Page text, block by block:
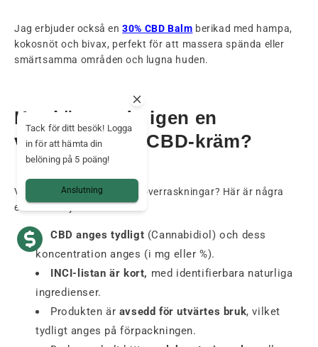
Jag erbjuder också en30% CBD Balm berikad med hampa,
kokosnöt och bivax, perfekt för att massera spända eller
smärtsamma områden och lugna huden.
Hur känner du igen en
välformulerad CBD-kräm?
Vill du undvika obehagliga överraskningar? Här är några
enkla riktlinjer:
CBD anges tydligt (Cannabidiol) och dess
koncentration anges (i mg eller %).
INCI-listan är kort, med identifierbara naturliga
ingredienser.
Produkten är avsedd för utvärtes bruk, vilket
tydligt anges på förpackningen.
Tack för ditt besök! Logga
in för att hämta din
belöning på 5 poäng!
Anslutning